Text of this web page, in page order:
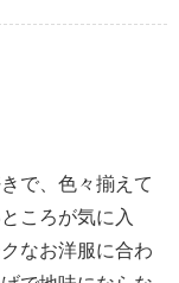
で、色々揃えて
ころが気に入
なお洋服に合わ